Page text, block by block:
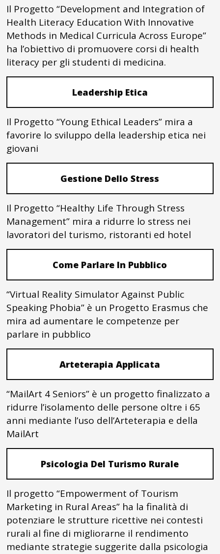
Il Progetto “Development and Integration of
Health Literacy Education With Innovative
Methods in Medical Curricula Across Europe”
ha l’obiettivo di promuovere corsi di health
literacy per gli studenti di medicina.
Leadership Etica
Il Progetto “Young Ethical Leaders” mira a
favorire lo sviluppo della leadership etica nei
giovani
Gestione Dello Stress
Il Progetto “Healthy Life Through Stress
Management” mira a ridurre lo stress nei
lavoratori del turismo, ristoranti ed hotel
Come Parlare In Pubblico
“Virtual Reality Simulator Against Public
Speaking Phobia” è un Progetto Erasmus che
mira ad aumentare le competenze per
parlare in pubblico
Arteterapia Applicata
“MailArt 4 Seniors” è un progetto finalizzato a
ridurre l’isolamento delle persone oltre i 65
anni mediante l’uso dell’Arteterapia e della
MailArt
Psicologia Del Turismo Rurale
Il progetto “Empowerment of Tourism
Marketing in Rural Areas” ha la finalità di
potenziare le strutture ricettive nei contesti
rurali al fine di migliorarne il rendimento
mediante strategie suggerite dalla psicologia